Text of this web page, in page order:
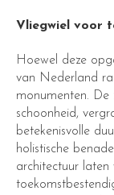
Vliegwiel voor
Hoewel deze
van Nederland
monumenten.
schoonheid,
betekenisvolle
holistische
architectuur laten